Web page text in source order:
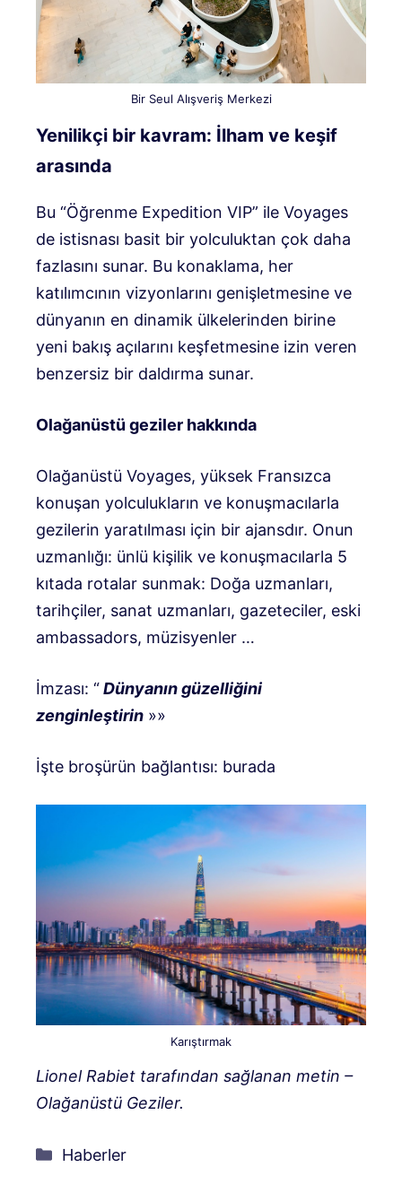
Bir Seul Alışveriş Merkezi
Yenilikçi bir kavram: İlham ve keşif
arasında
Bu “Öğrenme Expedition VIP” ile Voyages
de istisnası basit bir yolculuktan çok daha
fazlasını sunar. Bu konaklama, her
katılımcının vizyonlarını genişletmesine ve
dünyanın en dinamik ülkelerinden birine
yeni bakış açılarını keşfetmesine izin veren
benzersiz bir daldırma sunar.
Olağanüstü geziler hakkında
Olağanüstü Voyages, yüksek Fransızca
konuşan yolculukların ve konuşmacılarla
gezilerin yaratılması için bir ajansdır. Onun
uzmanlığı: ünlü kişilik ve konuşmacılarla 5
kıtada rotalar sunmak: Doğa uzmanları,
tarihçiler, sanat uzmanları, gazeteciler, eski
ambassadors, müzisyenler …
İmzası: “Dünyanın güzelliğini
zenginleştirin »»
İşte broşürün bağlantısı: burada
Karıştırmak
Lionel Rabiet tarafından sağlanan metin –
Olağanüstü Geziler.
Kategoriler
Haberler